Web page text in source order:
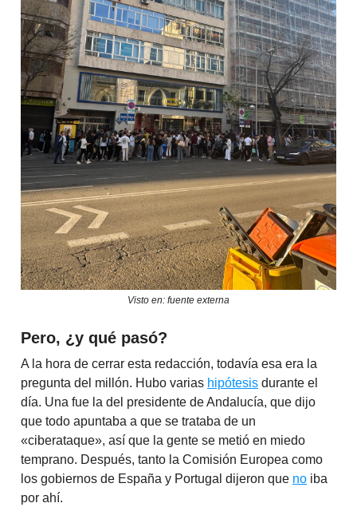
Visto en: fuente externa
Pero, ¿y qué pasó?
A la hora de cerrar esta redacción, todavía esa era la
pregunta del millón. Hubo varias hipótesis durante el
día. Una fue la del presidente de Andalucía, que dijo
que todo apuntaba a que se trataba de un
«ciberataque», así que la gente se metió en miedo
temprano. Después, tanto la Comisión Europea como
los gobiernos de España y Portugal dijeron que no iba
por ahí.